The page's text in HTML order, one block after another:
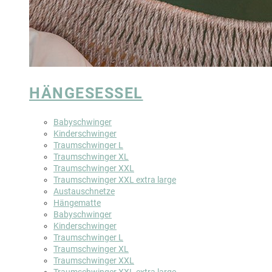
HÄNGESESSEL
Babyschwinger
Kinderschwinger
Traumschwinger L
Traumschwinger XL
Traumschwinger XXL
Traumschwinger XXL extra large
Austauschnetze
Hängematte
Babyschwinger
Kinderschwinger
Traumschwinger L
Traumschwinger XL
Traumschwinger XXL